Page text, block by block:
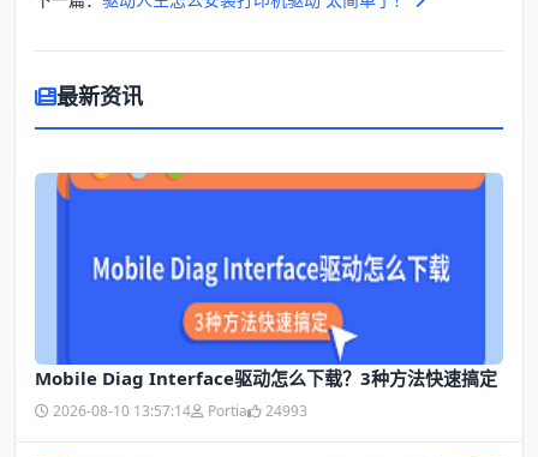
最新资讯
Mobile Diag Interface驱动怎么下载？3种方法快速搞定
2026-08-10 13:57:14 Portia 24993